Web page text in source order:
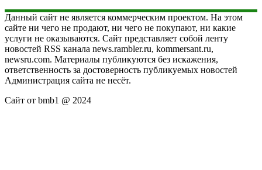
Данный сайт не является коммерческим проектом. На этом
сайте ни чего не продают, ни чего не покупают, ни какие
услуги не оказываются. Сайт представляет собой ленту
новостей RSS канала news.rambler.ru, kommersant.ru,
newsru.com. Материалы публикуются без искажения,
ответственность за достоверность публикуемых новостей
Администрация сайта не несёт.
Сайт от bmb1 @ 2024